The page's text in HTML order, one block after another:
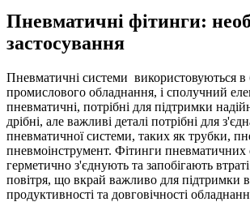
Пневматичні фітинги:
застосування
Пневматичні системи використовуються в
промислового обладнання, і сполучний
пневматичні, потрібні для підтримки
дрібні, але важливі деталі потрібні для
пневматичної системи, таких як трубки,
пневмоінструмент. Фітинги пневматичних
герметично з'єднують та запобігають
повітря, що вкрай важливо для підтримки
продуктивності та довговічності